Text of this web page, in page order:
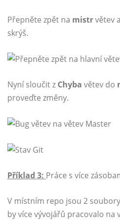
Přepněte zpět na mistrvětev
skrýš.
Nyní sloučit z Chyba větev do
proveďte změny.
Příklad 3: Práce s více
V místním repo jsou 2 soubory
by více vývojářů pracovalo na